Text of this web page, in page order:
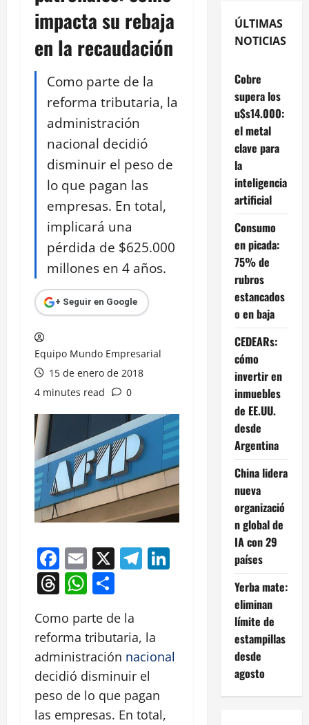
impacta su rebaja
en la recaudación
Como parte de la
reforma tributaria, la
administración
nacional decidió
disminuir el peso de
lo que pagan las
empresas. En total,
implicará una
pérdida de $625.000
millones en 4 años.
+ Seguir en Google
Equipo Mundo Empresarial
15 de enero de 2018
4 minutes read
0
Facebook
Email
X Telegram
LinkedIn
Threads
WhatsApp
Como parte de la
reforma tributaria, la
administración nacional
decidió disminuir el
peso de lo que pagan
las empresas. En total,
ÚLTIMAS
NOTICIAS
Cobre
supera los
u$s14.000:
el metal
clave para
la
inteligencia
artificial
Consumo
en picada:
75% de
rubros
estancados
o en baja
CEDEARs:
cómo
invertir en
inmuebles
de EE.UU.
desde
Argentina
China lidera
nueva
organizació
n global de
IA con 29
países
Yerba mate:
eliminan
límite de
estampillas
desde
agosto